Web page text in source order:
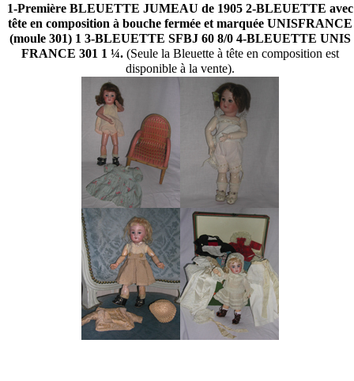
1-Première BLEUETTE JUMEAU de 1905 2-BLEUETTE avec
tête en composition à bouche fermée et marquée UNISFRANCE
(moule 301) 1 3-BLEUETTE SFBJ 60 8/0 4-BLEUETTE UNIS
FRANCE 301 1 ¼. (Seule la Bleuette à tête en composition est
disponible à la vente).